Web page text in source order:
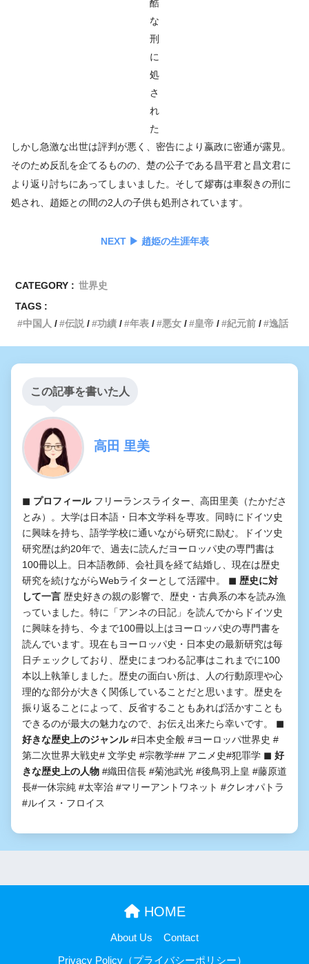
酷
な
刑
に
処
さ
れ
た
しかし急激な出世は評判が悪く、密告により嬴政に密通が露見。
そのため反乱を企てるものの、楚の公子である昌平君と昌文君に
より返り討ちにあってしまいました。そして嫪毐は車裂きの刑に
処され、趙姫との間の2人の子供も処刑されています。
NEXT ▶︎ 趙姫の生涯年表
CATEGORY : 世界史
TAGS :
中国人
伝説 功績 年表 悪女 皇帝 紀元前 逸話
この記事を書いた人
高田 里美
◼︎ プロフィールフリーランスライター、高田里美（たかださ
とみ）。大学は日本語・日本文学科を専攻。同時にドイツ史
に興味を持ち、語学学校に通いながら研究に励む。ドイツ史
研究歴は約20年で、過去に読んだヨーロッパ史の専門書は
100冊以上。日本語教師、会社員を経て結婚し、現在は歴史
研究を続けながらWebライターとして活躍中。 ◼︎ 歴史に対
して一言 歴史好きの親の影響で、歴史・古典系の本を読み漁
っていました。特に「アンネの日記」を読んでからドイツ史
に興味を持ち、今まで100冊以上はヨーロッパ史の専門書を
読んでいます。現在もヨーロッパ史・日本史の最新研究は毎
日チェックしており、歴史にまつわる記事はこれまでに100
本以上執筆しました。歴史の面白い所は、人の行動原理や心
理的な部分が大きく関係していることだと思います。歴史を
振り返ることによって、反省することもあれば活かすことも
できるのが最大の魅力なので、お伝え出来たら幸いです。 ◼︎
好きな歴史上のジャンル#日本史全般 #ヨーロッパ世界史 #
第二次世界大戦史# 文学史 #宗教学## アニメ史#犯罪学 ◼︎ 好
きな歴史上の人物 #織田信長 #菊池武光 #後鳥羽上皇 #藤原道
長#一休宗純 #太宰治 #マリーアントワネット #クレオパトラ
#ルイス・フロイス
HOME
About Us Contact
Privacy Policy（プライバシーポリシー）